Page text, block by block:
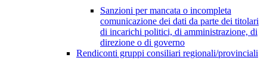
Sanzioni per mancata o incompleta
comunicazione dei dati da parte dei titolari
di incarichi politici, di amministrazione, di
direzione o di governo
Rendiconti gruppi consiliari regionali/provinciali